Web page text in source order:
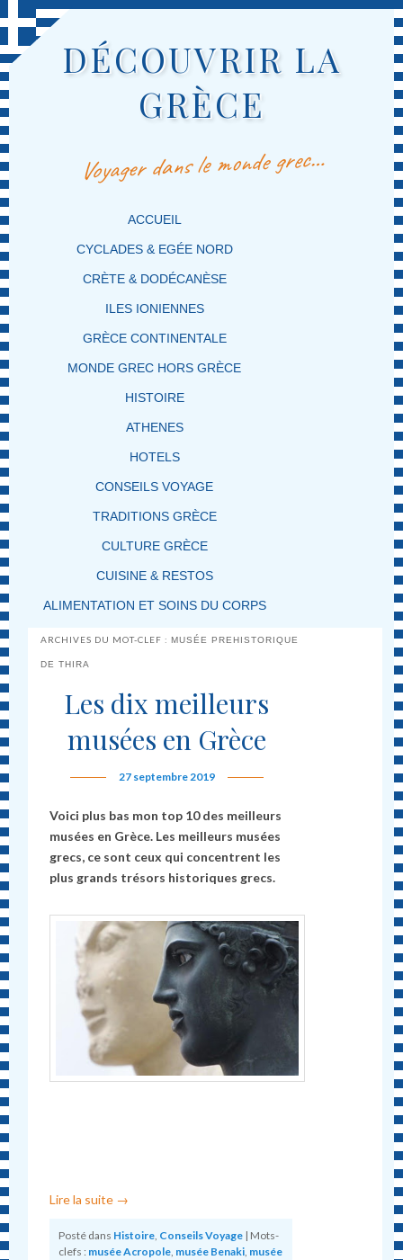
DÉCOUVRIR LA
GRÈCE
Voyager dans le monde grec…
MENU PRINCIPAL
MASQUER LA NAVIGATION PRINCIPALE
MASQUER LA NAVIGATION SECONDAIRE
ACCUEIL
CYCLADES & EGÉE NORD
CRÈTE & DODÉCANÈSE
ILES IONIENNES
GRÈCE CONTINENTALE
MONDE GREC HORS GRÈCE
HISTOIRE
ATHENES
HOTELS
CONSEILS VOYAGE
TRADITIONS GRÈCE
CULTURE GRÈCE
CUISINE & RESTOS
ALIMENTATION ET SOINS DU CORPS
ARCHIVES DU MOT-CLEF :MUSÉE PREHISTORIQUE
DE THIRA
Les dix meilleurs
musées en Grèce
27 septembre 2019
Voici plus bas mon top 10 des meilleurs
musées en Grèce. Les meilleurs musées
grecs, ce sont ceux qui concentrent les
plus grands trésors historiques grecs.
Lire la suite →
Posté dans Histoire, Conseils Voyage | Mots-
clefs : musée Acropole, musée Benaki, musée